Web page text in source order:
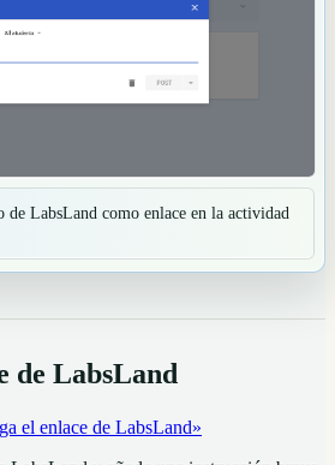
de LabsLand como enlace en la actividad
de LabsLand
el enlace de LabsLand»